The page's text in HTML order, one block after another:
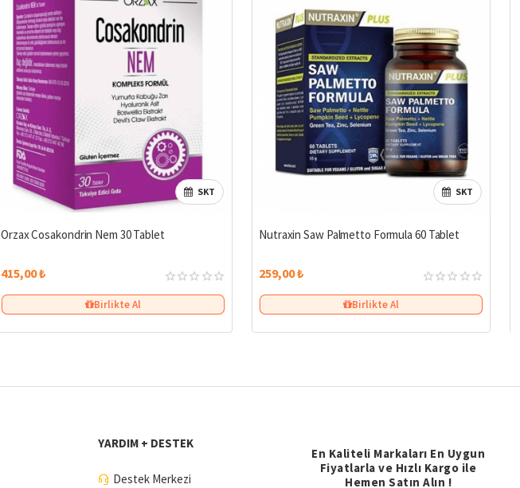
SKT
Orzax Cosakondrin Nem 30 Tablet
415,00 ₺
Birlikte Al
SKT
Nutraxin Saw Palmetto Formula 60 Tablet
259,00 ₺
Birlikte Al
YARDIM + DESTEK
Destek Merkezi
En Kaliteli Markaları En Uygun
Fiyatlarla ve Hızlı Kargo ile
Hemen Satın Alın !